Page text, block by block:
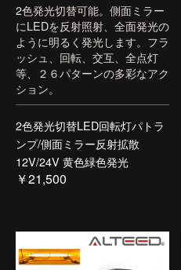
2色発光切替可能。側面ミラー
にLEDを反射照射、全面発光の
ように明るく発光します。フラ
ッシュ、回転、交互、全点灯
等、２６パターンの多彩なアク
ション。
2色発光切替LED回転灯パトラ
ンプ/側面ミラー反射拡散
12V/24V 黄色緑色発光
￥21,500